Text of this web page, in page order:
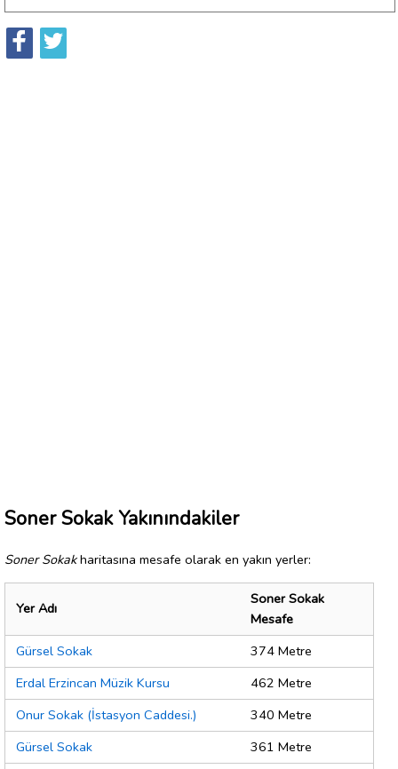
Soner Sokak Yakınındakiler
Soner Sokakharitasına mesafe olarak en yakın yerler:
Yer Adı
Soner Sokak
Mesafe
Gürsel Sokak
374 Metre
Erdal Erzincan Müzik Kursu
462 Metre
Onur Sokak (İstasyon Caddesi.)
340 Metre
Gürsel Sokak
361 Metre